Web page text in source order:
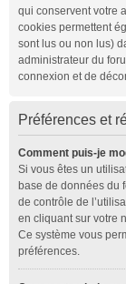
qui conservent votre
cookies permettent
sont lus ou non lus)
administrateur du
connexion et de
Préférences et
Comment puis-je
Si vous êtes un
base de données du
de contrôle de
en cliquant sur votre
Ce système vous
préférences.